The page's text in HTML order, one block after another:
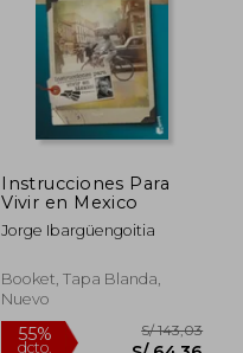
Instrucciones Para
Vivir en Mexico
Jorge Ibargüengoitia
Booket, Tapa Blanda,
Nuevo